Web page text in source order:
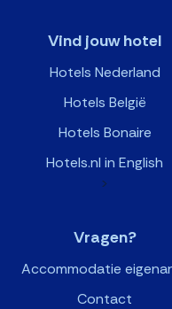
Vind jouw hotel
Hotels Nederland
Hotels België
Hotels Bonaire
Hotels.nl in English
>
Vragen?
Accommodatie
Contact